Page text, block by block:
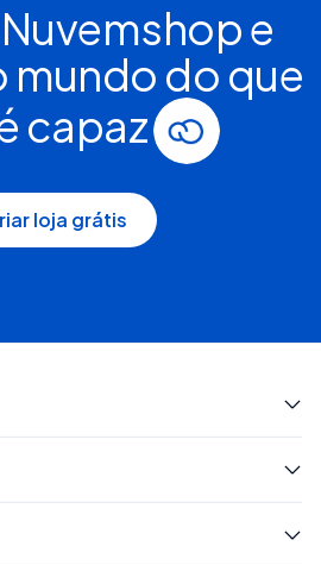
e
mundo do que
capaz
loja grátis